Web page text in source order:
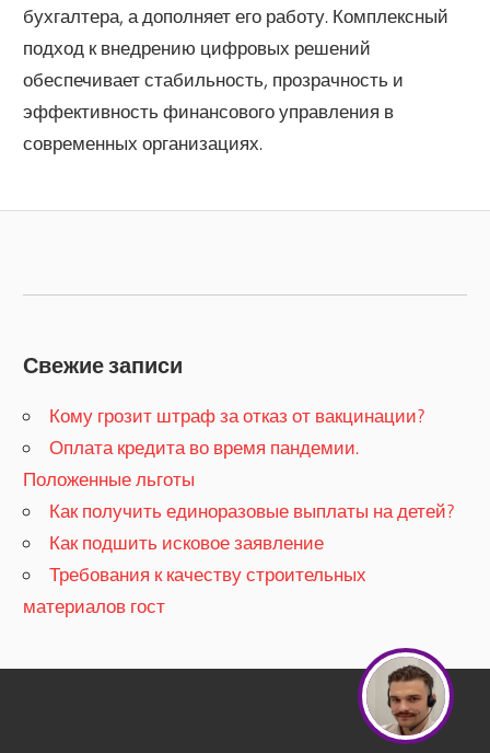
бухгалтера, а дополняет его работу. Комплексный
подход к внедрению цифровых решений
обеспечивает стабильность, прозрачность и
эффективность финансового управления в
современных организациях.
Свежие записи
Кому грозит штраф за отказ от вакцинации?
​Оплата кредита во время пандемии.
Положенные льготы
​Как получить единоразовые выплаты на детей?
Как подшить исковое заявление
Требования к качеству строительных
материалов гост